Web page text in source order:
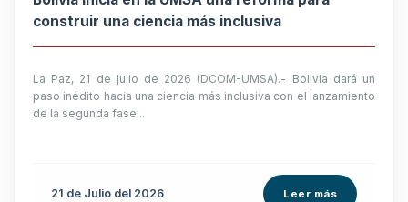
construir una ciencia más inclusiva
La Paz, 21 de julio de 2026 (DCOM-UMSA).- Bolivia dará un
paso inédito hacia una ciencia más inclusiva con el lanzamiento
de la segunda fase...
21 de Julio del 2026 Leer más